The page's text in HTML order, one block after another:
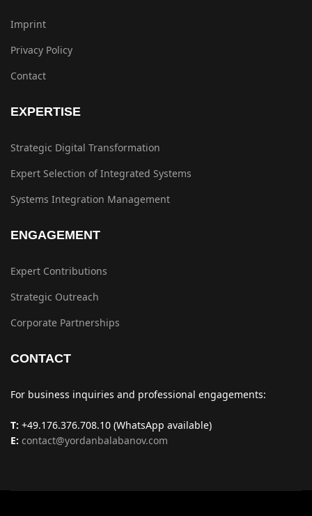
Imprint
Privacy Policy
Contact
EXPERTISE
Strategic Digital Transformation
Expert Selection of Integrated Systems
Systems Integration Management
ENGAGEMENT
Expert Contributions
Strategic Outreach
Corporate Partnerships
CONTACT
For business inquiries and professional engagements:
T: +49.176.376.708.10 (WhatsApp available)
E: contact@yordanbalabanov.com